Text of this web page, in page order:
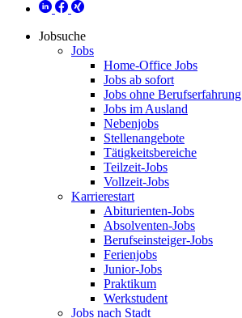
Jobsuche
Jobs
Home-Office Jobs
Jobs ab sofort
Jobs ohne Berufserfahrung
Jobs im Ausland
Nebenjobs
Stellenangebote
Tätigkeitsbereiche
Teilzeit-Jobs
Vollzeit-Jobs
Karrierestart
Abiturienten-Jobs
Absolventen-Jobs
Berufseinsteiger-Jobs
Ferienjobs
Junior-Jobs
Praktikum
Werkstudent
Jobs nach Stadt